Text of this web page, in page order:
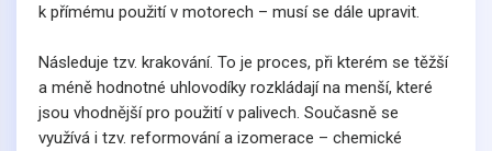
k přímému použití v motorech – musí se dále upravit.
Následuje tzv. krakování. To je proces, při kterém se těžší
a méně hodnotné uhlovodíky rozkládají na menší, které
jsou vhodnější pro použití v palivech. Současně se
využívá i tzv. reformování a izomerace – chemické